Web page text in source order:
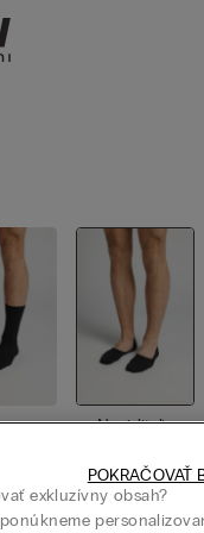
po
Neviditeľn
exkluzívny obsah?
POKRAČOVAŤ